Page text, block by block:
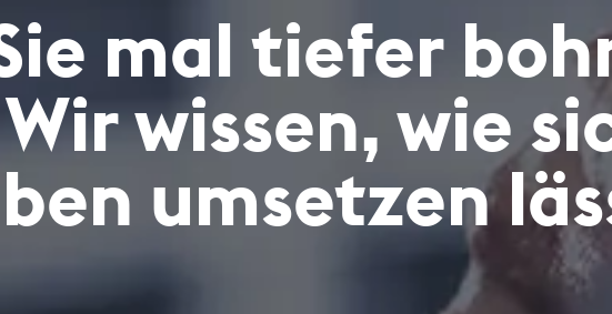
mal tiefer
wissen, wie
umsetzen